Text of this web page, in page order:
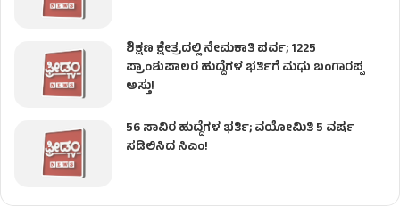
ಶಿಕ್ಷಣ ಕ್ಷೇತ್ರದಲ್ಲಿ ನೇಮಕಾತಿ ಪರ್ವ; 1225
ಪ್ರಾಂಶುಪಾಲರ ಹುದ್ದೆಗಳ ಭರ್ತಿಗೆ ಮಧು ಬಂಗಾರಪ್ಪ
ಅಸ್ತು!
56 ಸಾವಿರ ಹುದ್ದೆಗಳ ಭರ್ತಿ; ವಯೋಮಿತಿ 5 ವರ್ಷ
ಸಡಿಲಿಸಿದ ಸಿಎಂ!